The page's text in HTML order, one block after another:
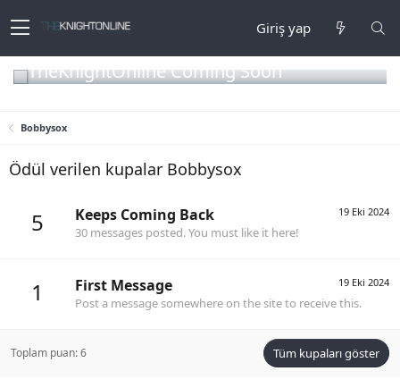
Giriş yap
TheKnightOnline Coming Soon
Bobbysox
Ödül verilen kupalar Bobbysox
5 19 Eki 2024
Keeps Coming Back
30 messages posted. You must like it here!
1 19 Eki 2024
First Message
Post a message somewhere on the site to receive this.
Toplam puan: 6 Tüm kupaları göster